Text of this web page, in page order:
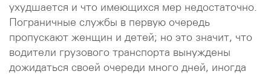
ухудшается и что имеющихся мер недостаточно.
Пограничные службы в первую очередь
пропускают женщин и детей; но это значит, что
водители грузового транспорта вынуждены
дожидаться своей очереди много дней, иногда